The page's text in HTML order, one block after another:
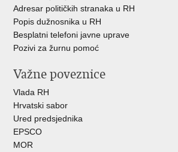
Adresar političkih stranaka u RH
Popis dužnosnika u RH
Besplatni telefoni javne uprave
Pozivi za žurnu pomoć
Važne poveznice
Vlada RH
Hrvatski sabor
Ured predsjednika
EPSCO
MOR